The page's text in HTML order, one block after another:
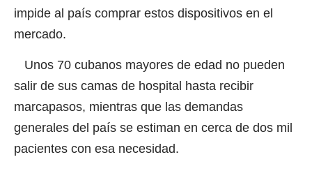
impide al país comprar estos dispositivos en el
mercado.
Unos 70 cubanos mayores de edad no pueden
salir de sus camas de hospital hasta recibir
marcapasos, mientras que las demandas
generales del país se estiman en cerca de dos mil
pacientes con esa necesidad.